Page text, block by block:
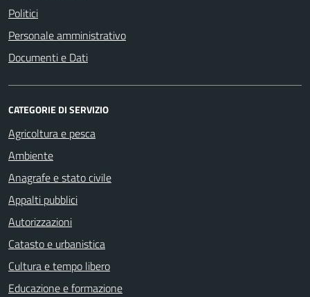
Politici
Personale amministrativo
Documenti e Dati
CATEGORIE DI SERVIZIO
Agricoltura e pesca
Ambiente
Anagrafe e stato civile
Appalti pubblici
Autorizzazioni
Catasto e urbanistica
Cultura e tempo libero
Educazione e formazione